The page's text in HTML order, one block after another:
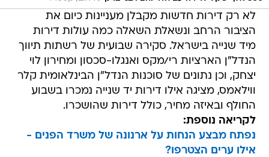
לא רק דירות חדשות מקבלן מעניינות כיום את
הציבור הרחב ונשאלת השאלה כמה עולות דירות
מיד שנייה בישראל. סקירה שבועית של רשתות תיווך
הנדל"ן הארציות רי/מקס ואנגלו-סכסון ומחירון לוי
יצחק, וכן נתונים של סוכנות הנדל"ן הבינלאומית קלר
ווילאמס, מציגה אילו דירות יד שנייה נמכרו בשבוע
החולף ובאיזה מחיר, כולל דירות שהושכרו.
לקריאה נוספת:
נפתח מבצע הנחות על ארנונה של משרד הפנים -
אילו ערים הצטרפו?